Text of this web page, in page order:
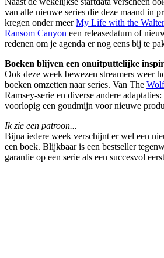
van alle nieuwe series die deze maand in
kregen onder meerMy Life with the
Ransom Canyon een releasedatum of
redenen om je agenda er nog eens bij te
Boeken blijven een onuitputtelijke
Ook deze week bewezen streamers weer
boeken omzetten naar series. Van The
Ramsey-serie en diverse andere
voorlopig een goudmijn voor nieuwe
Ik zie een patroon...
Bijna iedere week verschijnt er wel een
een boek. Blijkbaar is een bestseller
garantie op een serie als een succesvol